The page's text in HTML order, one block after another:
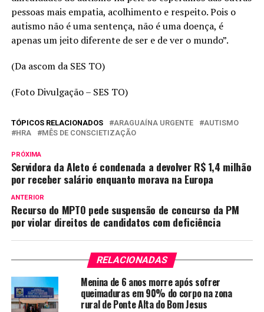
pessoas mais empatia, acolhimento e respeito. Pois o
autismo não é uma sentença, não é uma doença, é
apenas um jeito diferente de ser e de ver o mundo”.
(Da ascom da SES TO)
(Foto Divulgação – SES TO)
TÓPICOS RELACIONADOS ARAGUAÍNA URGENTE
AUTISMO
HRA
MÊS DE CONSCIETIZAÇÃO
PRÓXIMA
Servidora da Aleto é condenada a devolver R$ 1,4 milhão
por receber salário enquanto morava na Europa
ANTERIOR
Recurso do MPTO pede suspensão de concurso da PM
por violar direitos de candidatos com deficiência
RELACIONADAS
Menina de 6 anos morre após sofrer
queimaduras em 90% do corpo na zona
rural de Ponte Alta do Bom Jesus